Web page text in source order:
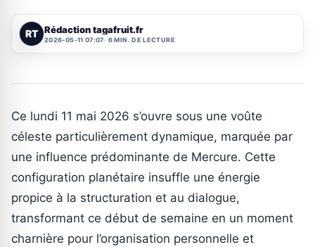
RT Rédaction tagafruit.fr
2026-05-11 07:07 6 MIN. DE LECTURE
Ce lundi 11 mai 2026 s’ouvre sous une voûte
céleste particulièrement dynamique, marquée par
une influence prédominante de Mercure. Cette
configuration planétaire insuffle une énergie
propice à la structuration et au dialogue,
transformant ce début de semaine en un moment
charnière pour l’organisation personnelle et